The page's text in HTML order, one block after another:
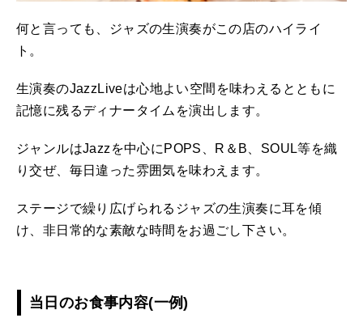
何と言っても、ジャズの生演奏がこの店のハイライ
ト。
生演奏のJazzLiveは心地よい空間を味わえるとともに
記憶に残るディナータイムを演出します。
ジャンルはJazzを中心にPOPS、R＆B、SOUL等を織
り交ぜ、毎日違った雰囲気を味わえます。
ステージで繰り広げられるジャズの生演奏に耳を傾
け、非日常的な素敵な時間をお過ごし下さい。
当日のお食事内容(一例)